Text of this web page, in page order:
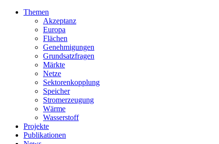
Themen
Akzeptanz
Europa
Flächen
Genehmigungen
Grundsatzfragen
Märkte
Netze
Sektorenkopplung
Speicher
Stromerzeugung
Wärme
Wasserstoff
Projekte
Publikationen